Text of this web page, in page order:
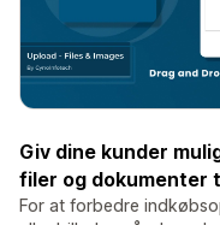
Giv dine kunder
filer og dokumenter
For at forbedre